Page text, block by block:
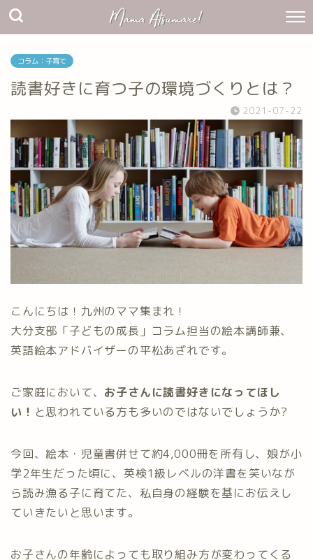
コラム：子育て
読書好きに育つ子の環境づくりとは？
2021-07-22
こんにちは！九州のママ集まれ！
大分支部「子どもの成長」コラム担当の絵本講師兼、
英語絵本アドバイザーの平松あざれです。
ご家庭において、 お子さんに読書好きになってほし
い！ と思われている方も多いのではないでしょうか?
今回、絵本・児童書併せて約4,000冊を所有し、娘が小
学2年生だった頃に、英検1級レベルの洋書を笑いなが
ら読み漁る子に育てた、私自身の経験を基にお伝えし
ていきたいと思います。
お子さんの年齢によっても取り組み方が変わってくる